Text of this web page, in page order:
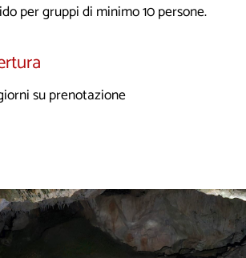
per gruppi di minimo 10 persone.
su prenotazione